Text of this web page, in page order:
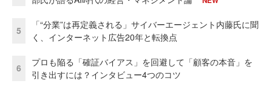
5
「“分業”は再定義される」サイバーエージェント内藤氏に聞
く、インターネット広告20年と転換点
6
プロも陥る「確証バイアス」を回避して「顧客の本音」を
引き出すには？インタビュー4つのコツ